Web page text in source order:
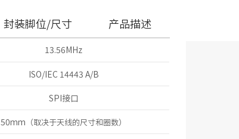
封装脚位/尺寸 产品描述
13.56MHz
ISO/IEC 14443 A/B
SPI接口
50mm （取决于天线的尺寸和圈数）